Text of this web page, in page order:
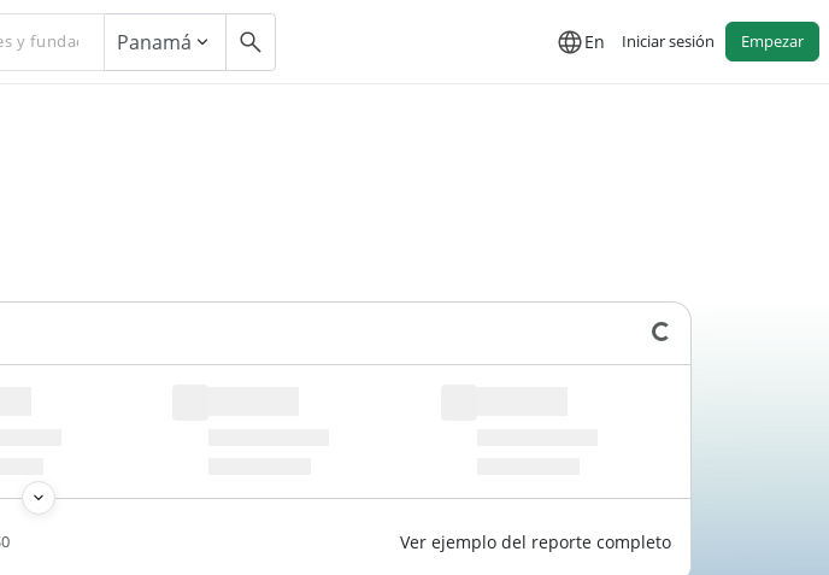
Panamá En Iniciar sesión Empezar
Cargando datos...
Ver ejemplo del reporte completo